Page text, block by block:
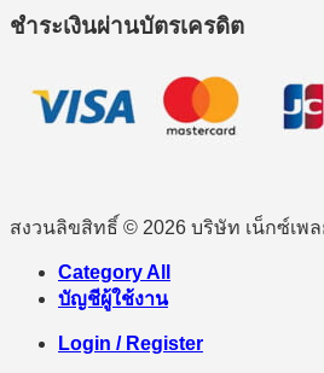
ชำระเงินผ่านบัตรเครดิต
สงวนลิขสิทธิ์ © 2026 บริษัท เน็กซ์เพ
Category All
บัญชีผู้ใช้งาน
Login / Register